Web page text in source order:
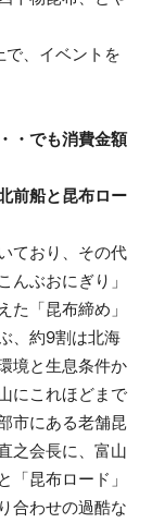
、イベントを
・でも消費金額
前船と昆布ロー
ており、その代
ぶおにぎり」
「昆布締め」
、約9割は北海
境と生息条件か
にこれほどまで
市にある老舗昆
之会長に、富山
「昆布ロード」
合わせの過酷な